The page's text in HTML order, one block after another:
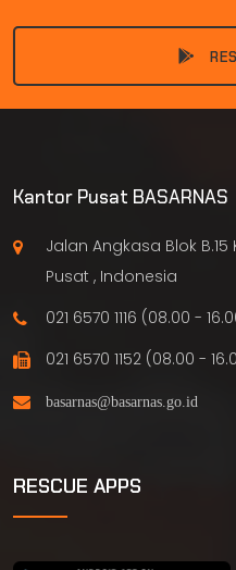
Kantor Pusat BASARNAS
Jalan Angkasa Blok
Pusat , Indonesia
021 6570 1116 (08.00 -
021 6570 1152 (08.00 -
RESCUE APPS